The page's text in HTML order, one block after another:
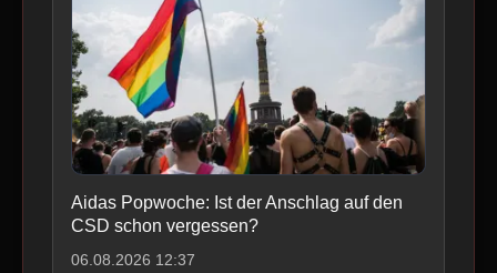
Aidas Popwoche: Ist der Anschlag auf den
CSD schon vergessen?
06.08.2026 12:37